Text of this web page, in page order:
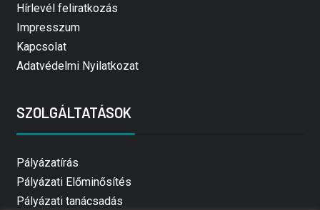
Hírlevél feliratkozás
Impresszum
Kapcsolat
Adatvédelmi Nyilatkozat
SZOLGÁLTATÁSOK
Pályázatírás
Pályázati Előminősítés
Pályázati tanácsadás